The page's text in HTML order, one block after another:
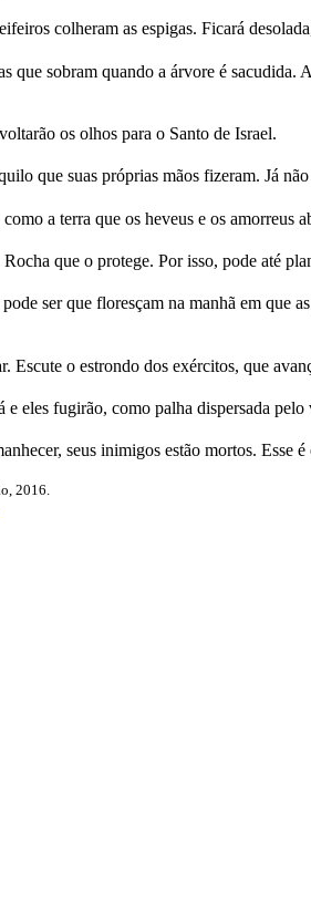
colheram as espigas. Ficará
que sobram quando a árvore é
os olhos para o Santo de Israel.
que suas próprias mãos fizeram. Já
a terra que os heveus e os
que o protege. Por isso, pode até
ser que floresçam na manhã em que
o estrondo dos exércitos, que
eles fugirão, como palha dispersada
seus inimigos estão mortos.
2016.